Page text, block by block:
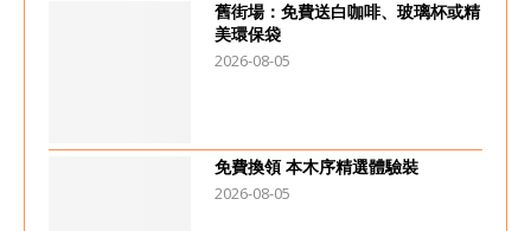
舊街場：免費送白咖啡、玻璃杯或精
美環保袋
2026-08-05
免費換領 本木序精選體驗裝
2026-08-05